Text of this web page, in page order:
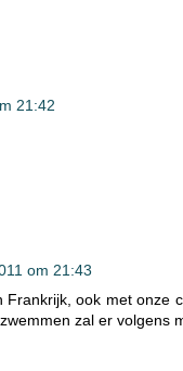
21:42
om 21:43
Frankrijk, ook met onze
zal er volgens